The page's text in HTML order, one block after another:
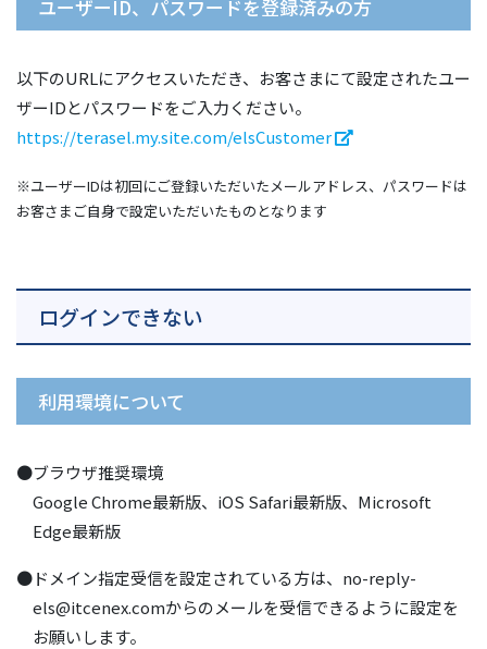
ユーザーID、パスワードを登録済みの方
以下のURLにアクセスいただき、お客さまにて設定されたユー
ザーIDとパスワードをご入力ください。
https://terasel.my.site.com/elsCustomer
※ユーザーIDは初回にご登録いただいたメールアドレス、パスワードは
お客さまご自身で設定いただいたものとなります
ログインできない
利用環境について
●ブラウザ推奨環境
Google Chrome最新版、iOS Safari最新版、Microsoft
Edge最新版
●ドメイン指定受信を設定されている方は、no-reply-
els@itcenex.comからのメールを受信できるように設定を
お願いします。